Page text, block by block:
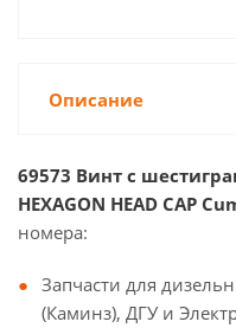
Описание
69573 Винт с
HEXAGON HEAD CAP
номера:
Запчасти для
(Каминз), ДГУ и